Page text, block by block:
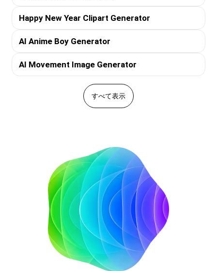
Happy New Year Clipart Generator
AI Anime Boy Generator
AI Movement Image Generator
すべて表示